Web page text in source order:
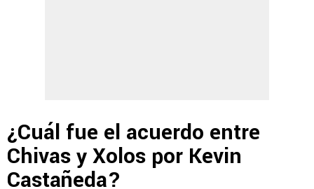
¿Cuál fue el acuerdo entre
Chivas y Xolos por Kevin
Castañeda?